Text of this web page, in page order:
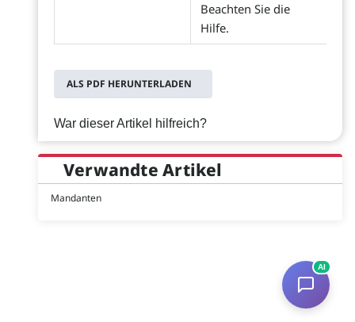
Beachten Sie die
Hilfe.
ALS PDF HERUNTERLADEN
War dieser Artikel hilfreich?
Verwandte Artikel
Mandanten
AI